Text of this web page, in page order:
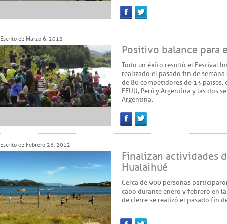
FacebookTwitter
Escrito el: Marzo 6, 2012
Positivo balance para
Todo un éxito resultó el Festival
realizado el pasado fin de
de 80 competidores de 13
EEUU, Perú y Argentina y las dos
Argentina.
FacebookTwitter
Escrito el: Febrero 28, 2012
Finalizan actividades
Hualaihué
Cerca de 900 personas
cabo durante enero y febrero en
de cierre se realizó el pasado fin